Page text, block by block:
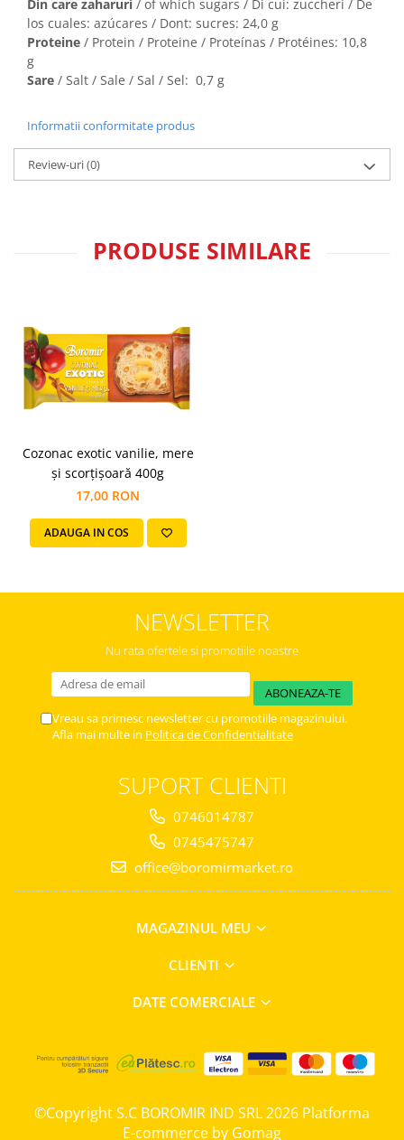
Din care zaharuri / of which sugars / Di cui: zuccheri / De
los cuales: azúcares / Dont: sucres: 24,0 g
Proteine / Protein / Proteine / Proteínas / Protéines: 10,8
g
Sare / Salt / Sale / Sal / Sel: 0,7 g
Informatii conformitate produs
Review-uri(0)
PRODUSE SIMILARE
Cozonac exotic vanilie, mere
și scorțișoară 400g
17,00 RON
ADAUGA IN COS
NEWSLETTER
Nu rata ofertele si promotiile noastre
Vreau sa primesc newsletter cu promotiile magazinului.
Afla mai multe in Politica de Confidentialitate
SUPORT CLIENTI
0746014787
0745475747
office@boromirmarket.ro
MAGAZINUL MEU
CLIENTI
DATE COMERCIALE
©Copyright S.C BOROMIR IND SRL 2026 Platforma
E-commerce by Gomag